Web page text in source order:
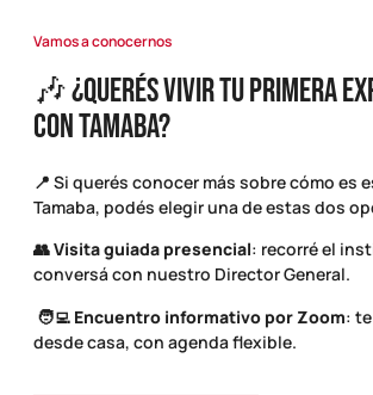
Vamos a conocernos
🎶 ¿Querés vivir Tu Primera
con Tamaba?
📍 Si querés conocer más sobre cómo es
Tamaba, podés elegir una de estas dos
👥Visita guiada presencial: recorré el
conversá con nuestro Director General.
🧑‍💻 Encuentro informativo por Zoom:
desde casa, con agenda flexible.